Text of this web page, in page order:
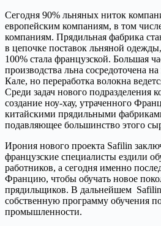
Сегодня 90% льняных ниток
европейским компаниям, в том
компаниям. Прядильная фабрика
в цепочке поставок льняной
100% стала французской. Большая
производства льна сосредоточена
Кале, но переработка волокна
Среди задач нового подразделения
создание ноу-хау, утраченного
китайскими прядильными
подавляющее большинство этого
Ирония нового проекта Safilin
французские специалисты ездили
работников, а сегодня именно
Францию, чтобы обучать новое
прядильщиков. В дальнейшем Safilin
собственную программу обучения
промышленности.